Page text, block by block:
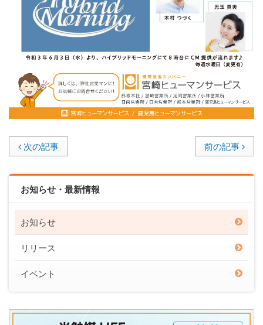
次の記事 前の記事
お知らせ・最新情報
お知らせ
リリース
イベント